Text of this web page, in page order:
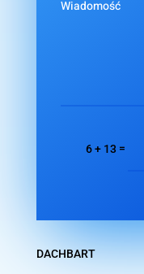
6 + 13 =
DACHBART